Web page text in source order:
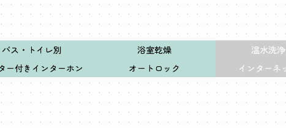
バス・トイレ別 浴室乾燥
温水洗
ー付きインターホン
オートロック インターネ